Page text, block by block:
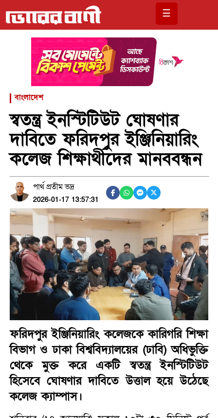
☰
বাংলাদেশ
স্বতন্ত্র ইনস্টিটিউট ঘোষণার
দাবিতে ফরিদপুর ইঞ্জিনিয়ারিং
কলেজ শিক্ষার্থীদের মানববন্ধন
পার্থ প্রতীম ভদ্র
2026-01-17 13:57:31
ফরিদপুর ইঞ্জিনিয়ারিং কলেজকে কারিগরি শিক্ষা
বিভাগ ও ঢাকা বিশ্ববিদ্যালয়ের (ঢাবি) অধিভুক্তি
থেকে মুক্ত করে একটি স্বতন্ত্র ইনস্টিটিউট
হিসেবে ঘোষণার দাবিতে উত্তাল হয়ে উঠেছে
কলেজ ক্যাম্পাস।